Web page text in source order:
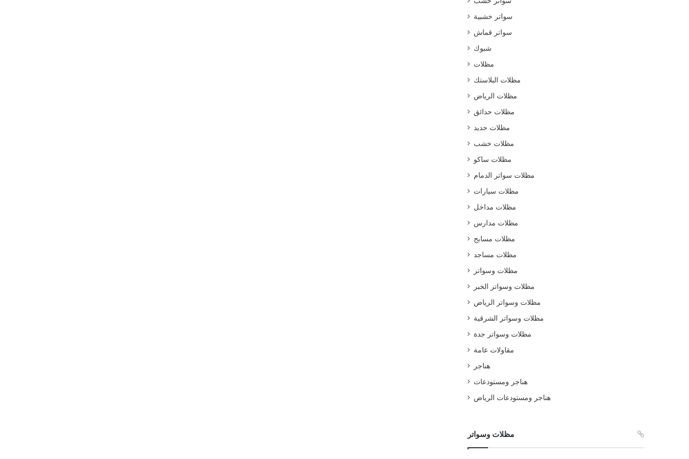
سواتر خشبية
سواتر قماش
شبوك
مظلات
مظلات البلاستك
مظلات الرياض
مظلات حدائق
مظلات حديد
مظلات خشب
مظلات ساكو
مظلات سواتر الدمام
مظلات سيارات
مظلات مداخل
مظلات مدارس
مظلات مسابح
مظلات مساجد
مظلات وسواتر
مظلات وسواتر الخبر
مظلات وسواتر الرياض
مظلات وسواتر الشرقية
مظلات وسواتر جدة
مقاولات عامة
هناجر
هناجر ومستودعات
هناجر ومستودعات الرياض
مظلات وسواتر